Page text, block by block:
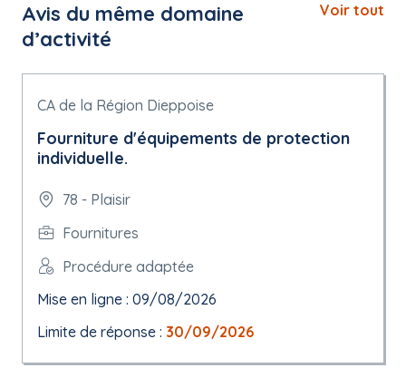
Avis du même domaine
d’activité
Voir tout
CA de la Région Dieppoise
Fourniture d'équipements de protection
individuelle.
78 - Plaisir
Fournitures
Procédure adaptée
Mise en ligne : 09/08/2026
Limite de réponse : 30/09/2026